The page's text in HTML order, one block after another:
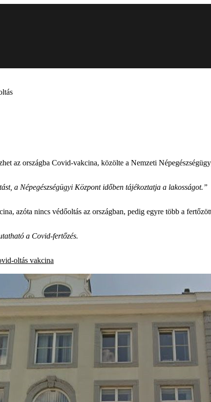
az országba Covid-vakcina, közölte a Nemzeti Népegészségügy
a Népegészségügyi Központ időben tájékoztatja a lakosságot.”
azóta nincs védőoltás az országban, pedig egyre több a
a Covid-fertőzés.
oltás vakcina